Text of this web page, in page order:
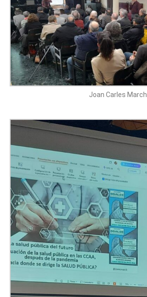
Joan Carles March